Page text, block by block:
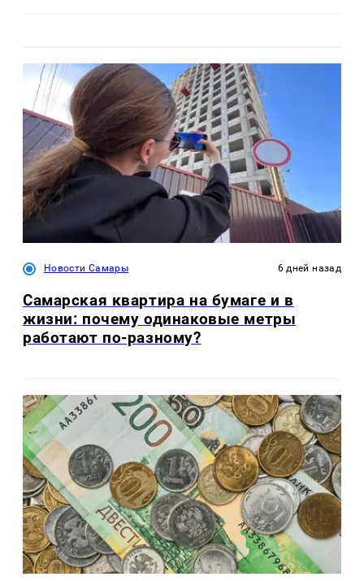
Новости Самары 6 дней назад
Самарская квартира на бумаге и в
жизни: почему одинаковые метры
работают по-разному?